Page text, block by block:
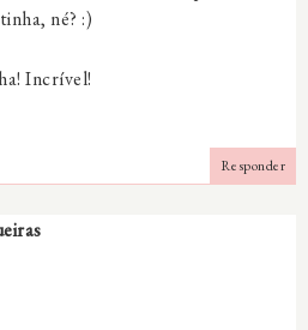
né? :)
Incrível!
Responder